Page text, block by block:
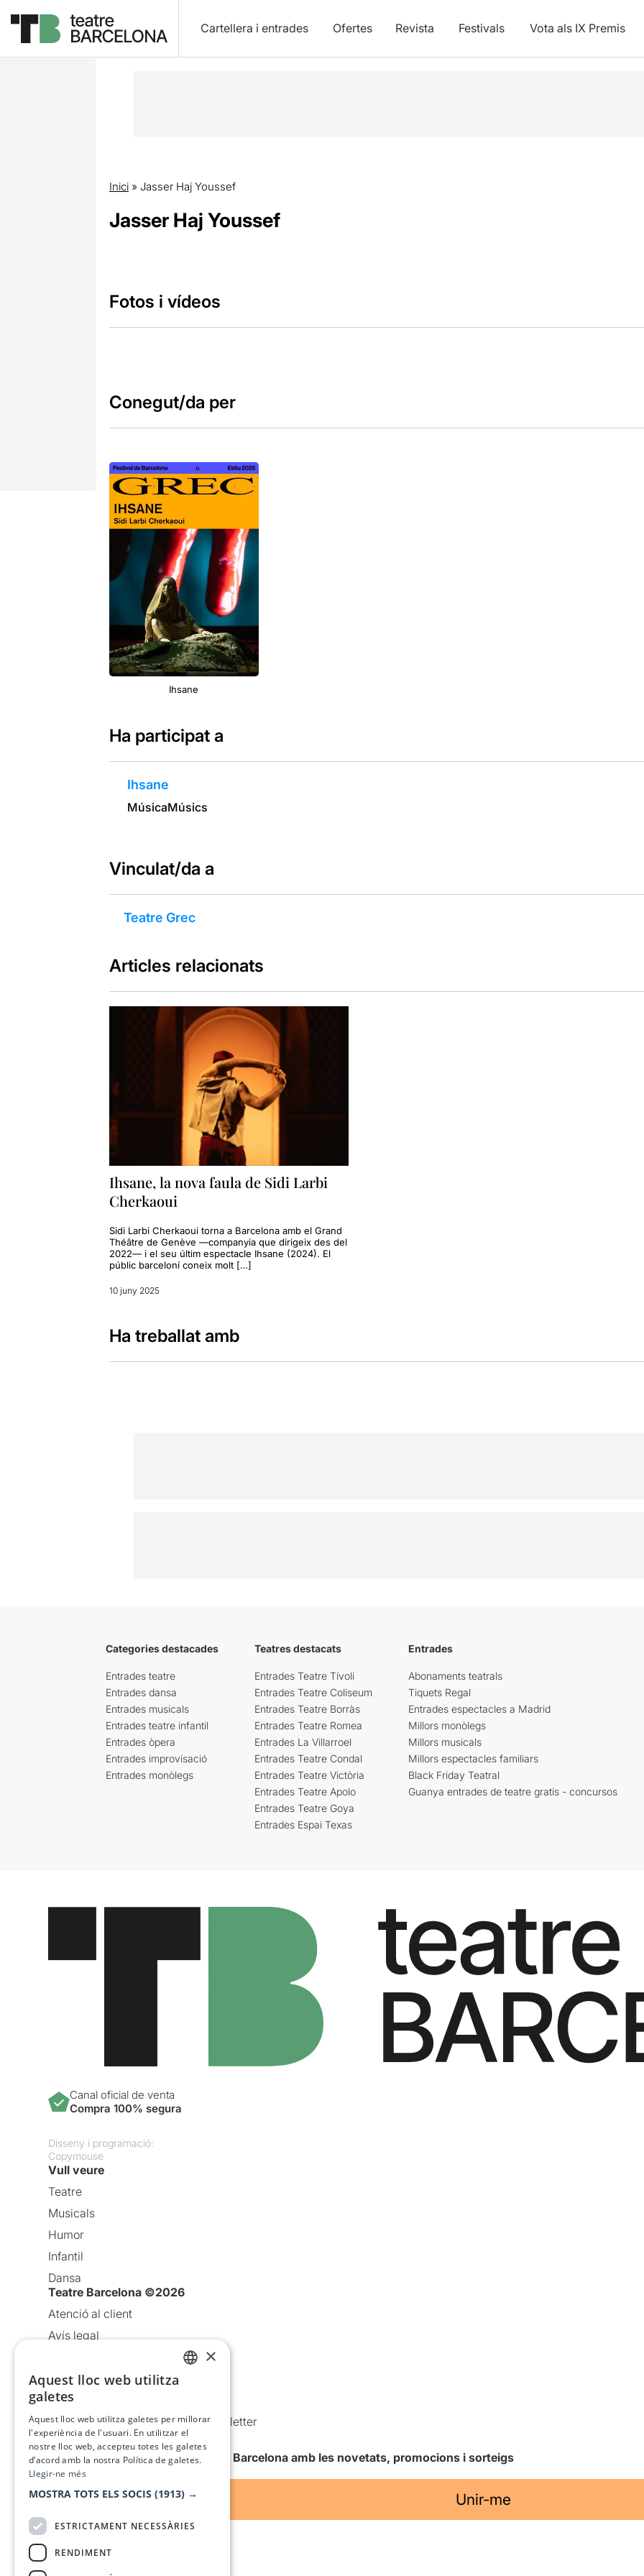
Cartellera i entrades Ofertes Revista Festivals Vota als IX Premis
Inici» Jasser Haj Youssef
Jasser Haj Youssef
Fotos i vídeos
Conegut/da per
Ihsane
Ha participat a
Ihsane
MúsicaMúsics
Vinculat/da a
Teatre Grec
Articles relacionats
Ihsane, la nova faula de Sidi Larbi
Cherkaoui
Sidi Larbi Cherkaoui torna a Barcelona amb el Grand
Théâtre de Genève —companyia que dirigeix des del
2022— i el seu últim espectacle Ihsane (2024). El
públic barceloní coneix molt […]
10 juny 2025
Ha treballat amb
Categories destacades
Entrades teatre
Entrades dansa
Entrades musicals
Entrades teatre infantil
Entrades òpera
Entrades improvisació
Entrades monòlegs
Teatres destacats
Entrades Teatre Tívoli
Entrades Teatre Coliseum
Entrades Teatre Borràs
Entrades Teatre Romea
Entrades La Villarroel
Entrades Teatre Condal
Entrades Teatre Victòria
Entrades Teatre Apolo
Entrades Teatre Goya
Entrades Espai Texas
Entrades
Abonaments teatrals
Tiquets Regal
Entrades espectacles a Madrid
Millors monòlegs
Millors musicals
Millors espectacles familiars
Black Friday Teatral
Guanya entrades de teatre gratis - concursos
Canal oficial de venta
Compra 100% segura
Disseny i programació:
Copymouse
Vull veure
Teatre
Musicals
Humor
Infantil
Dansa
Teatre Barcelona ©2026
Atenció al client
Avís legal
Política de cookies
Condicions d’ús
Comunicacions comercials i Newsletter
Anuncia’t
Vull rebre la newsletter de Teatre Barcelona amb les novetats, promocions i sorteigs
Unir-me
×
Aquest lloc web utilitza
galetes
Aquest lloc web utilitza galetes per millorar
l'experiència de l'usuari. En utilitzar el
nostre lloc web, accepteu totes les galetes
d’acord amb la nostra Política de galetes.
Llegir-ne més
MOSTRA TOTS ELS SOCIS (1913) →
ESTRICTAMENT NECESSÀRIES
RENDIMENT